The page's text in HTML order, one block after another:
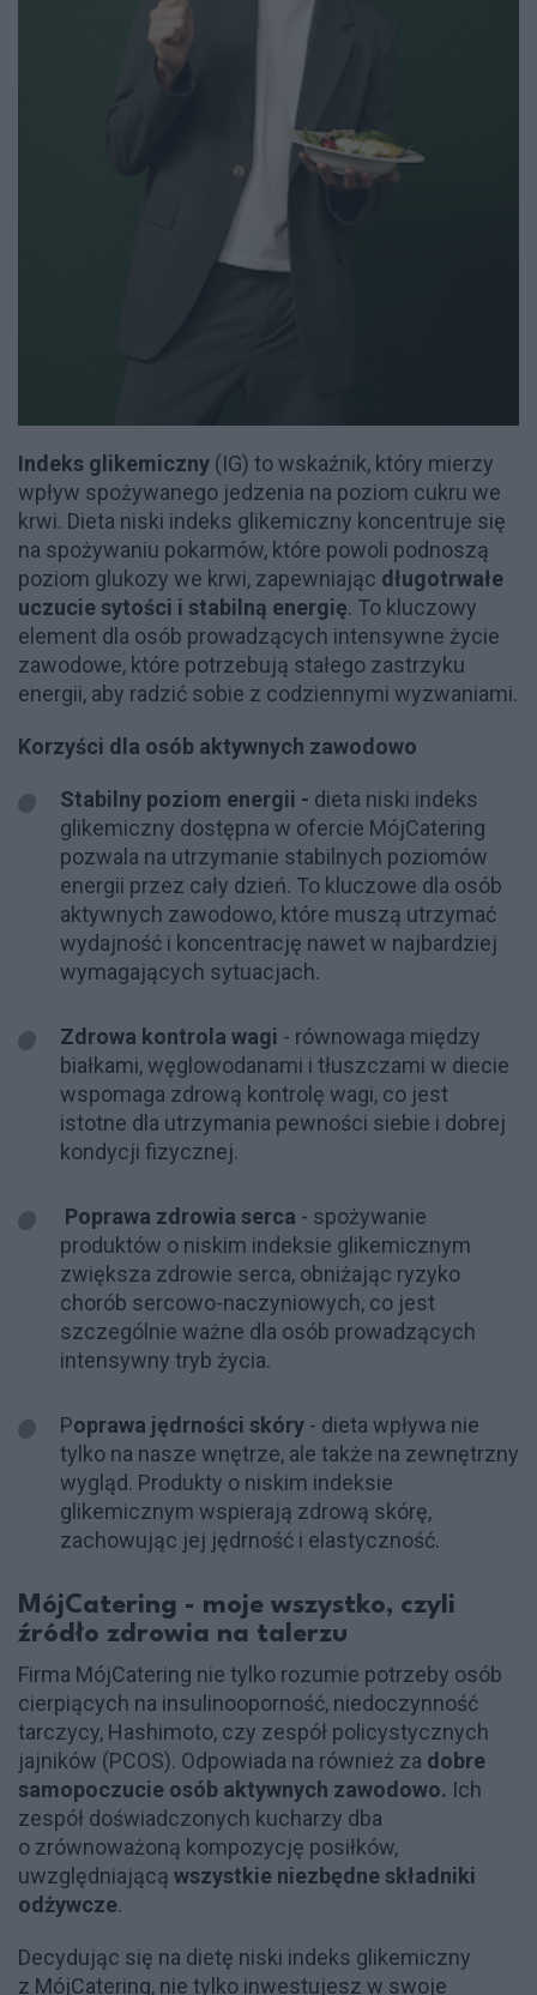
Indeks glikemiczny (IG) to wskaźnik, który mierzy
wpływ spożywanego jedzenia na poziom cukru we
krwi. Dieta niski indeks glikemiczny koncentruje się
na spożywaniu pokarmów, które powoli podnoszą
poziom glukozy we krwi, zapewniając długotrwałe
uczucie sytości i stabilną energię. To kluczowy
element dla osób prowadzących intensywne życie
zawodowe, które potrzebują stałego zastrzyku
energii, aby radzić sobie z codziennymi wyzwaniami.
Korzyści dla osób aktywnych zawodowo
Stabilny poziom energii - dieta niski indeks
glikemiczny dostępna w ofercie MójCatering
pozwala na utrzymanie stabilnych poziomów
energii przez cały dzień. To kluczowe dla osób
aktywnych zawodowo, które muszą utrzymać
wydajność i koncentrację nawet w najbardziej
wymagających sytuacjach.
Zdrowa kontrola wagi - równowaga między
białkami, węglowodanami i tłuszczami w diecie
wspomaga zdrową kontrolę wagi, co jest
istotne dla utrzymania pewności siebie i dobrej
kondycji fizycznej.
Poprawa zdrowia serca - spożywanie
produktów o niskim indeksie glikemicznym
zwiększa zdrowie serca, obniżając ryzyko
chorób sercowo-naczyniowych, co jest
szczególnie ważne dla osób prowadzących
intensywny tryb życia.
Poprawa jędrności skóry - dieta wpływa nie
tylko na nasze wnętrze, ale także na zewnętrzny
wygląd. Produkty o niskim indeksie
glikemicznym wspierają zdrową skórę,
zachowując jej jędrność i elastyczność.
MójCatering - moje wszystko, czyli
źródło zdrowia na talerzu
Firma MójCatering nie tylko rozumie potrzeby osób
cierpiących na insulinooporność, niedoczynność
tarczycy, Hashimoto, czy zespół policystycznych
jajników (PCOS). Odpowiada na również za dobre
samopoczucie osób aktywnych zawodowo. Ich
zespół doświadczonych kucharzy dba
o zrównoważoną kompozycję posiłków,
uwzględniającą wszystkie niezbędne składniki
odżywcze.
Decydując się na dietę niski indeks glikemiczny
z MójCatering, nie tylko inwestujesz w swoje